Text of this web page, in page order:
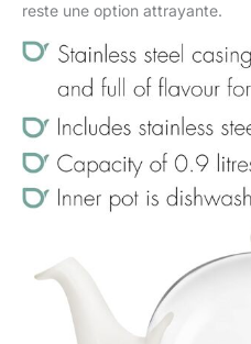
reste une option attrayante.